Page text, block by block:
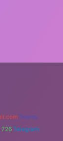
Teams:
726 Telegram: